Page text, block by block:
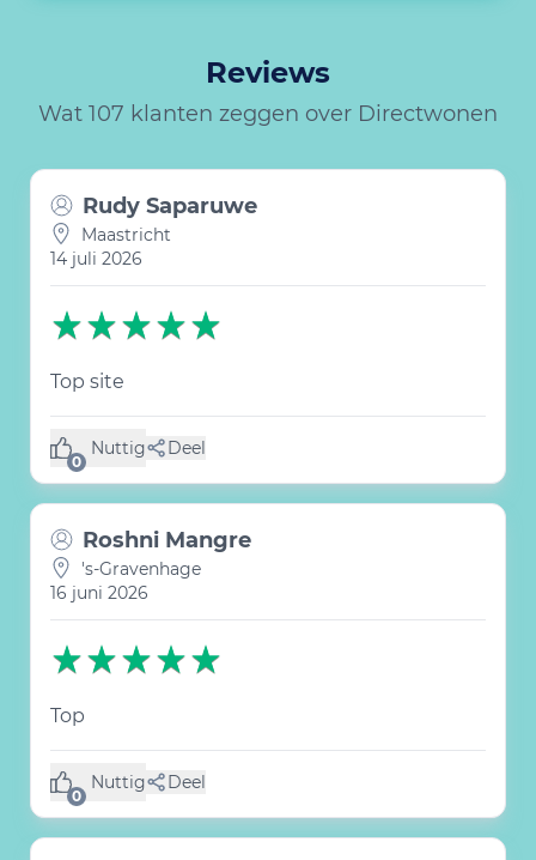
Reviews
Wat 107 klanten zeggen over Directwonen
Rudy Saparuwe
Maastricht
14 juli 2026
Top site
0
Nuttig
(0 like) Deel
Roshni Mangre
's-Gravenhage
16 juni 2026
Top
0
Nuttig
(0 like) Deel